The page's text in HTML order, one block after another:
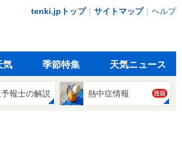
tenki.jpトップ｜ サイトマップ｜ ヘルプ
気 季節特集 天気ニュース
報士の解説 熱中症情報 注目